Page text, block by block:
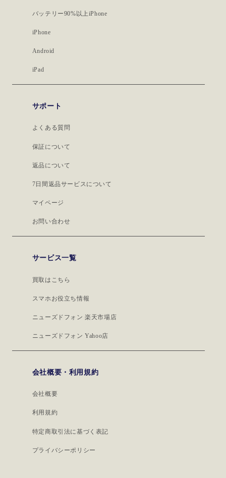
バッテリー90%以上iPhone
iPhone
Android
iPad
サポート
よくある質問
保証について
返品について
7日間返品サービスについて
マイページ
お問い合わせ
サービス一覧
買取はこちら
スマホお役立ち情報
ニューズドフォン 楽天市場店
ニューズドフォン Yahoo店
会社概要・利用規約
会社概要
利用規約
特定商取引法に基づく表記
プライバシーポリシー